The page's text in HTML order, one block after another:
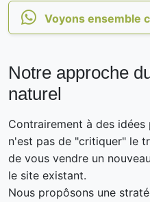
Voyons ensemble
Notre approche
naturel
Contrairement à des
n'est pas de "critiquer" le
de vous vendre un
le site existant.
Nous propôsons une